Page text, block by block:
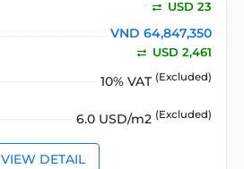
USD 23
VND 64,847,350
USD 2,461
10% VAT (Excluded)
6.0 USD/m2 (Excluded)
VIEW DETAIL